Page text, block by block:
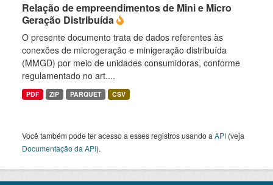
Relação de empreendimentos de Mini e Micro
Geração Distribuída
O presente documento trata de dados referentes às
conexões de microgeração e minigeração distribuída
(MMGD) por meio de unidades consumidoras, conforme
regulamentado no art....
PDF ZIP PARQUET CSV
Você também pode ter acesso a esses registros usando a API (veja
Documentação da API).